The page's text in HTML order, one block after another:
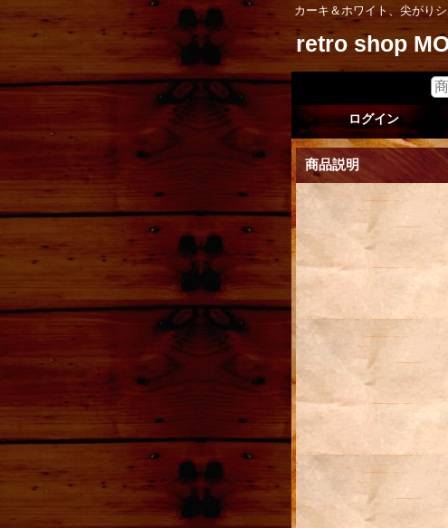
カーキ＆ホワイト、尖がり
retro shop
ログイン
商品説明